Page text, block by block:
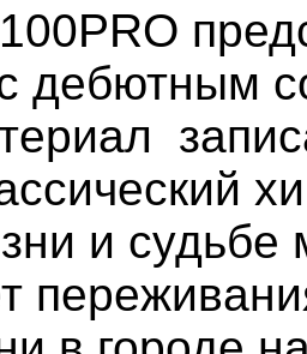
дебютным
и судьбе